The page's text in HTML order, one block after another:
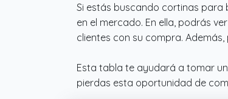
Si estás buscando cortinas para
en el mercado. En ella, podrás
clientes con su compra.
Esta tabla te ayudará a tomar
pierdas esta oportunidad de